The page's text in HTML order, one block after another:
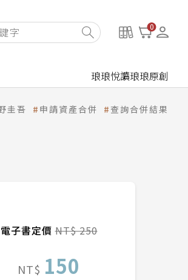
0
琅琅悅讀琅琅原創
圭吾 申請資產合併 查詢合併結果
電子書定價NT$ 250
NT$ 150